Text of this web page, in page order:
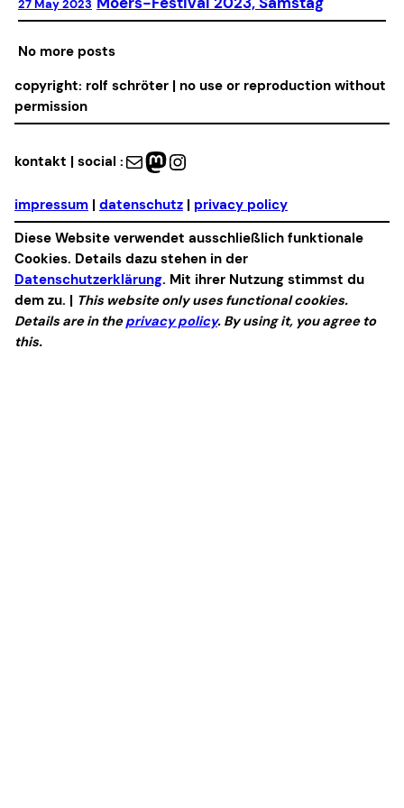
27 May 2023
No more posts
copyright: rolf schröter | no use or reproduction without
permission
kontakt | social : Mail Mastodon Instagram
impressum | datenschutz | privacy policy
Diese Website verwendet ausschließlich funktionale
Cookies. Details dazu stehen in der
Datenschutzerklärung. Mit ihrer Nutzung stimmst du
dem zu. | This website only uses functional cookies.
Details are in theprivacy policy. By using it, you agree to
this.